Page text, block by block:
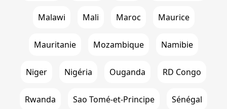
Malawi Mali Maroc Maurice
Mauritanie Mozambique Namibie
Niger Nigéria Ouganda RD Congo
Rwanda Sao Tomé-et-Principe Sénégal